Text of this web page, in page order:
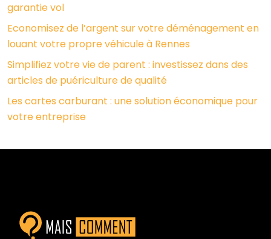
garantie vol
Economisez de l’argent sur votre déménagement en
louant votre propre véhicule à Rennes
Simplifiez votre vie de parent : investissez dans des
articles de puériculture de qualité
Les cartes carburant : une solution économique pour
votre entreprise